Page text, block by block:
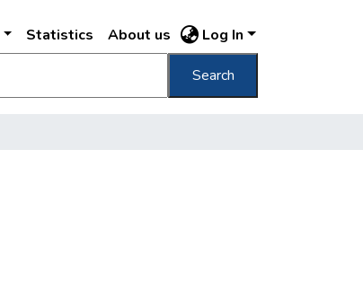
Statistics About us Log In
Search